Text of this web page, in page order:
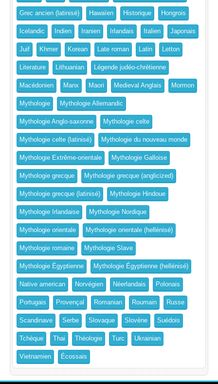
Grec ancien (latinisé) Hawaïen Historique Hongrois
Icelandic Indien Iranien Irlandais Italien Japonais
Juif Khmer Korean Late roman Latin Letton
Literature Lithuanian Légende judéo-chrétienne
Macédonien Manx Maori Medieval Anglais Mormon
Mythologie Mythologie Allemandic
Mythologie Anglo-saxonne Mythologie celte
Mythologie celte (latinisé) Mythologie du nouveau monde
Mythologie Extrême-orientale Mythologie Galloise
Mythologie grecque Mythologie grecque (anglicized)
Mythologie grecque (latinisé) Mythologie Hindoue
Mythologie Irlandaise Mythologie Nordique
Mythologie orientale Mythologie orientale (hellénisé)
Mythologie romaine Mythologie Slave
Mythologie Égyptienne Mythologie Égyptienne (hellénisé)
Native american Norvégien Néerlandais Polonais
Portugais Provençal Romanian Roumain Russe
Scandinave Serbe Slovaque Slovène Suédois
Tchèque Thai Théologie Turc Ukrainian
Vietnamien Écossais